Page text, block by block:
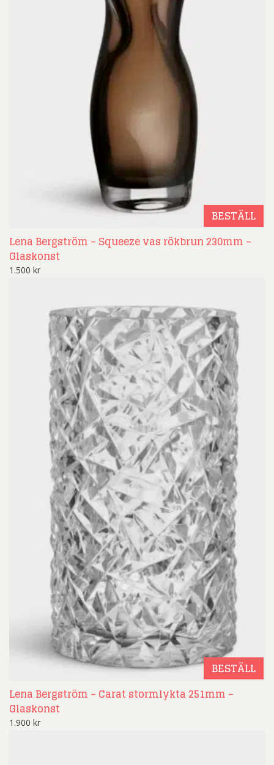
BESTÄLL
Lena Bergström – Squeeze vas rökbrun 230mm –
Glaskonst
1.500 kr
BESTÄLL
Lena Bergström – Carat stormlykta 251mm –
Glaskonst
1.900 kr